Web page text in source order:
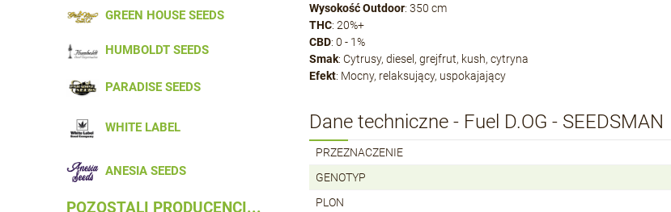
GREEN HOUSE SEEDS
HUMBOLDT SEEDS
PARADISE SEEDS
WHITE LABEL
ANESIA SEEDS
POZOSTALI PRODUCENCI...
Wysokość Outdoor: 350 cm
THC: 20%+
CBD: 0 - 1%
Smak: Cytrusy, diesel, grejfrut, kush, cytryna
Efekt: Mocny, relaksujący, uspokajający
Dane techniczne - Fuel D.OG - SEEDSMAN
PRZEZNACZENIE
GENOTYP
PLON